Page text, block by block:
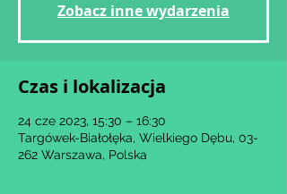
Zobacz inne wydarzenia
Czas i lokalizacja
24 cze 2023, 15:30 – 16:30
Targówek-Białołęka, Wielkiego Dębu, 03-
262 Warszawa, Polska